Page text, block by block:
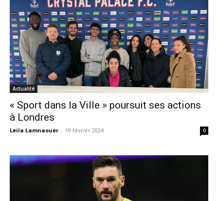
Actualité
« Sport dans la Ville » poursuit ses actions
à Londres
Leila Lamnaouer - 19 février 2024 0